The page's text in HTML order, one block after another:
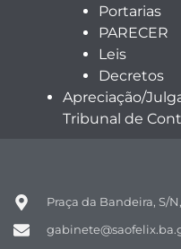
Portarias
PARECER
Leis
Decretos
Apreciação/
Tribunal de
Praça da Bandeira, S/